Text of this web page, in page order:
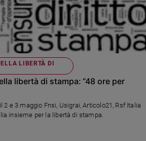
LIBERTÀ DI
libertà di stampa: “48 ore per
2 e 3 maggio Fnsi, Usigrai, Articolo21, Rsf Italia
insieme per la libertà di stampa.